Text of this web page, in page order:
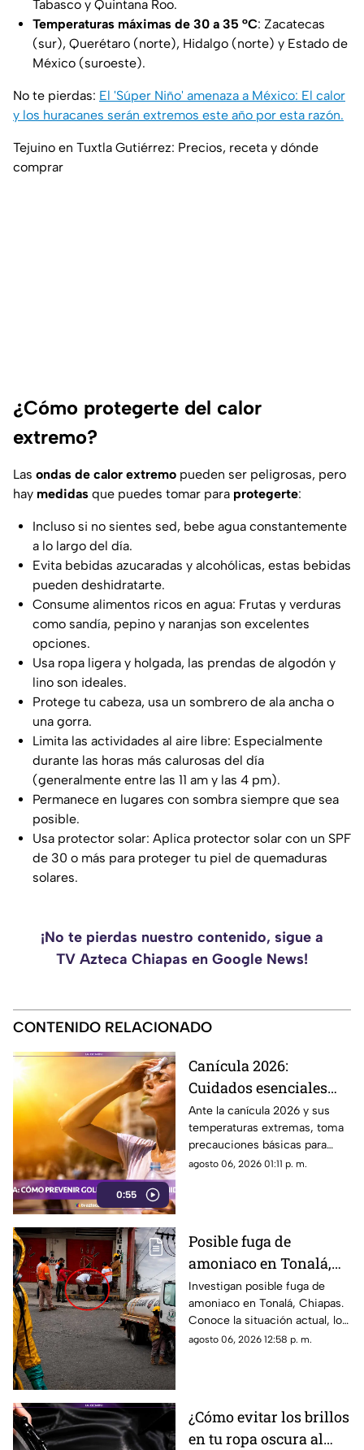
Tabasco y Quintana Roo.
Temperaturas máximas de 30 a 35 °C: Zacatecas
(sur), Querétaro (norte), Hidalgo (norte) y Estado de
México (suroeste).
No te pierdas: El 'Súper Niño' amenaza a México: El calor
y los huracanes serán extremos este año por esta razón.
Tejuino en Tuxtla Gutiérrez: Precios, receta y dónde
comprar
¿Cómo protegerte del calor
extremo?
Las ondas de calor extremo pueden ser peligrosas, pero
hay medidas que puedes tomar para protegerte:
Incluso si no sientes sed, bebe agua constantemente
a lo largo del día.
Evita bebidas azucaradas y alcohólicas, estas bebidas
pueden deshidratarte.
Consume alimentos ricos en agua: Frutas y verduras
como sandía, pepino y naranjas son excelentes
opciones.
Usa ropa ligera y holgada, las prendas de algodón y
lino son ideales.
Protege tu cabeza, usa un sombrero de ala ancha o
una gorra.
Limita las actividades al aire libre: Especialmente
durante las horas más calurosas del día
(generalmente entre las 11 am y las 4 pm).
Permanece en lugares con sombra siempre que sea
posible.
Usa protector solar: Aplica protector solar con un SPF
de 30 o más para proteger tu piel de quemaduras
solares.
¡No te pierdas nuestro contenido, sigue a
TV Azteca Chiapas en Google News!
CONTENIDO RELACIONADO
0:55
Canícula 2026:
Cuidados esenciales
para proteger tu salud
del intenso calor
Ante la canícula 2026 y sus
temperaturas extremas, toma
precauciones básicas para
evitar deshidratación, golpes
agosto 06, 2026 01:11 p. m.
Posible fuga de
amoniaco en Tonalá,
Chiapas: riesgos y
situación actual
Investigan posible fuga de
amoniaco en Tonalá, Chiapas.
Conoce la situación actual, los
riesgos para la salud y las
agosto 06, 2026 12:58 p. m.
¿Cómo evitar los brillos
en tu ropa oscura al